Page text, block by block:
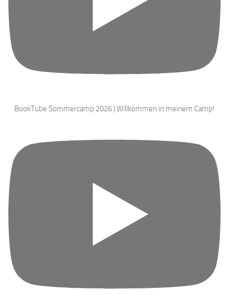
BookTube Sommercamp 2026 | Willkommen in meinem Camp!